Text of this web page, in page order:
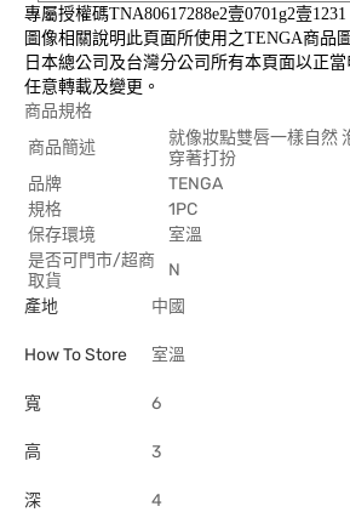
專屬授權碼TNA80617288e2壹0701g2壹1231
圖像相關說明此頁面所使用之TENGA商品
日本總公司及台灣分公司所有本頁面以正
任意轉載及變更。
商品規格
商品簡述
就像妝點雙唇一樣自然
穿著打扮
品牌
TENGA
規格
1PC
保存環境
室溫
是否可門市/超商
取貨
N
產地
中國
How To Store 室溫
寬 6
高 3
深 4